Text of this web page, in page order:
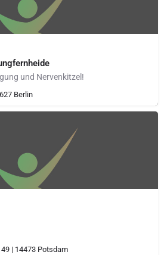
und Nervenkitzel!
Berlin
| 14473 Potsdam